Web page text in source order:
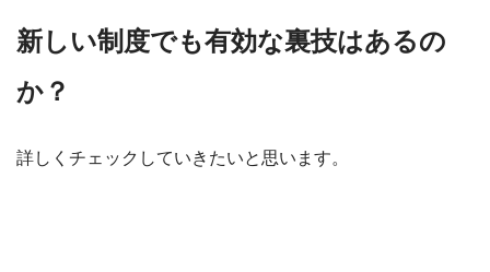
新しい制度でも有効な裏技はあるの
か？
詳しくチェックしていきたいと思います。